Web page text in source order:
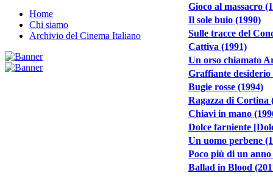
Home
Chi siamo
Archivio del Cinema Italiano
Gioco al massacro
Il sole buio (1990)
Sulle tracce del
Cattiva (1991)
Un orso chiamato
Graffiante desiderio
Bugie rosse (1994)
Ragazza di Cortina
Chiavi in mano
Dolce farniente
Un uomo perbene
Poco più di un anno
Ballad in Blood